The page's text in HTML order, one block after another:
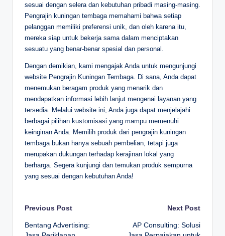
sesuai dengan selera dan kebutuhan pribadi masing-masing.
Pengrajin kuningan tembaga memahami bahwa setiap
pelanggan memiliki preferensi unik, dan oleh karena itu,
mereka siap untuk bekerja sama dalam menciptakan
sesuatu yang benar-benar spesial dan personal.
Dengan demikian, kami mengajak Anda untuk mengunjungi
website Pengrajin Kuningan Tembaga. Di sana, Anda dapat
menemukan beragam produk yang menarik dan
mendapatkan informasi lebih lanjut mengenai layanan yang
tersedia. Melalui website ini, Anda juga dapat menjelajahi
berbagai pilihan kustomisasi yang mampu memenuhi
keinginan Anda. Memilih produk dari pengrajin kuningan
tembaga bukan hanya sebuah pembelian, tetapi juga
merupakan dukungan terhadap kerajinan lokal yang
berharga. Segera kunjungi dan temukan produk sempurna
yang sesuai dengan kebutuhan Anda!
Post
navigation
Previous Post
Bentang Advertising:
Next Post
AP Consulting: Solusi